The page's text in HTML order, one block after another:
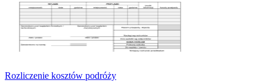
Rozliczenie kosztów podróży